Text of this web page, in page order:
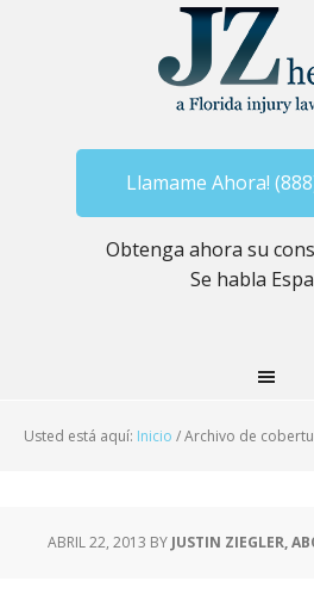
Llamame Ahora!
Obtenga ahora su
Se habla
Usted está aquí: Inicio /Archivo de
ABRIL 22, 2013 BY JUSTIN ZIEGLER,